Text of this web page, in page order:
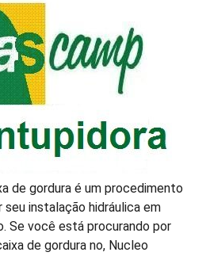
de gordura é um procedimento
instalação hidráulica em
Se você está procurando por
de gordura no, Nucleo